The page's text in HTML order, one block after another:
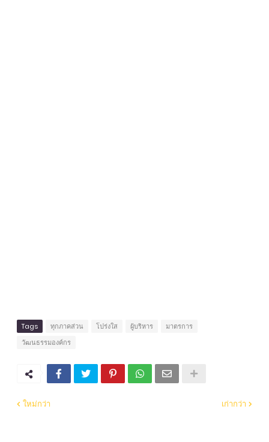
Tags ทุกภาคส่วน โปร่งใส ผู้บริหาร
มาตรการ
วัฒนธรรมองค์กร
ใหม่กว่า เก่ากว่า